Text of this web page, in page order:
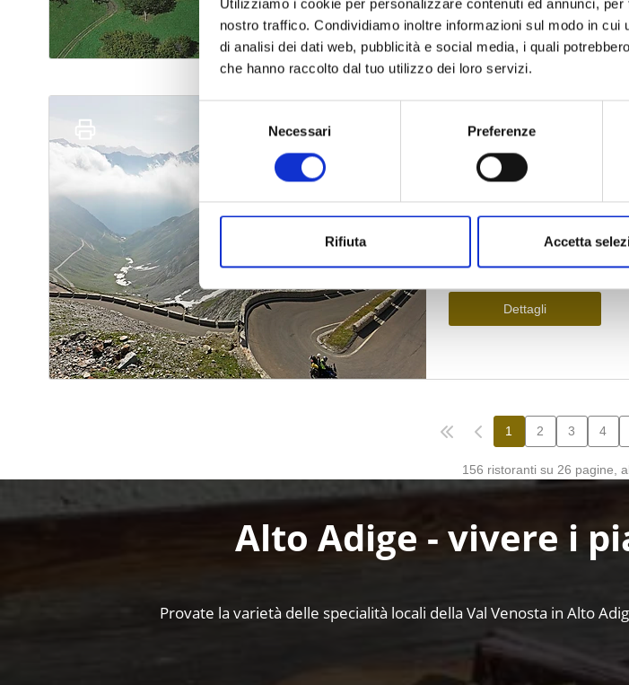
Utilizziamo i cookie per personalizzare contenuti ed annunci,
nostro traffico. Condividiamo inoltre informazioni sul modo in
di analisi dei dati web, pubblicità e social media, i quali
che hanno raccolto dal tuo utilizzo dei loro servizi.
consenso
Necessari Preferenze
Rifiuta Accetta
Alto Adige - vivere i
Provate la varietà delle specialità locali della Val Venosta in Alto